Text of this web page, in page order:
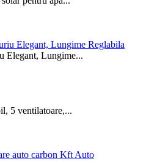
Elegant, Lungime...
5 ventilatoare,...